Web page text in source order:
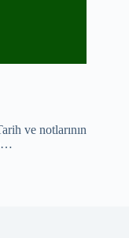
ve notlarının